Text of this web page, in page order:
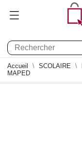
Accueil SCOLAIRE
MAPED